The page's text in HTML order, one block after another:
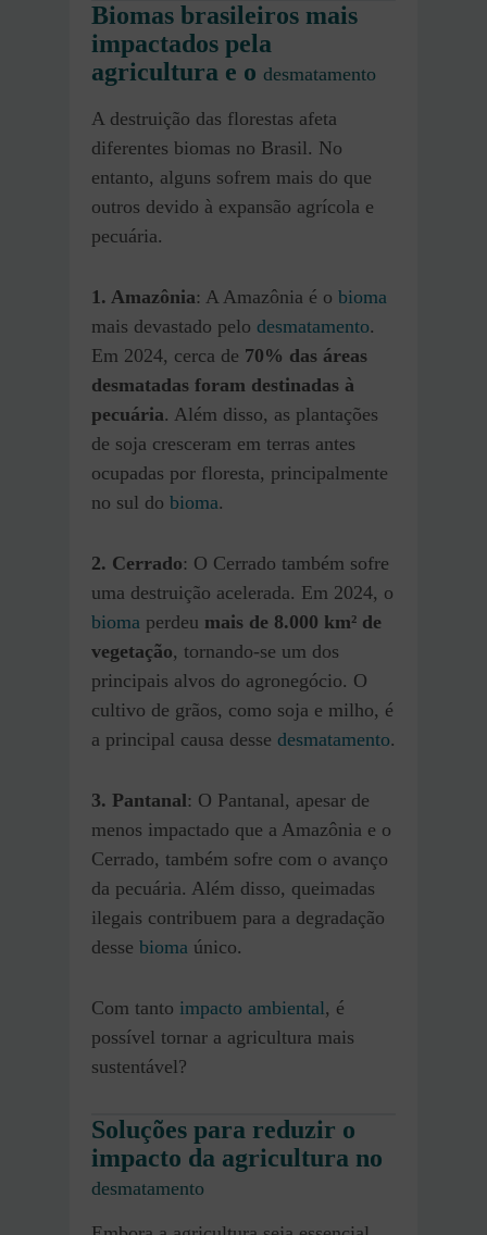
Biomas brasileiros mais
impactados pela
agricultura e o desmatamento
A destruição das florestas afeta
diferentes biomas no Brasil. No
entanto, alguns sofrem mais do que
outros devido à expansão agrícola e
pecuária.
1. Amazônia: A Amazônia é o bioma
mais devastado pelo desmatamento.
Em 2024, cerca de 70% das áreas
desmatadas foram destinadas à
pecuária. Além disso, as plantações
de soja cresceram em terras antes
ocupadas por floresta, principalmente
no sul do bioma.
2. Cerrado: O Cerrado também sofre
uma destruição acelerada. Em 2024, o
bioma perdeu mais de 8.000 km² de
vegetação, tornando-se um dos
principais alvos do agronegócio. O
cultivo de grãos, como soja e milho, é
a principal causa desse desmatamento.
3. Pantanal: O Pantanal, apesar de
menos impactado que a Amazônia e o
Cerrado, também sofre com o avanço
da pecuária. Além disso, queimadas
ilegais contribuem para a degradação
desse bioma único.
Com tanto impacto ambiental, é
possível tornar a agricultura mais
sustentável?
Soluções para reduzir o
impacto da agricultura no
desmatamento